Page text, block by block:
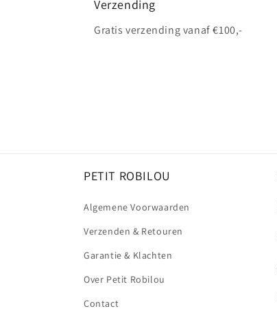
Verzending
Gratis verzending vanaf €100,-
PETIT ROBILOU
Algemene Voorwaarden
Verzenden & Retouren
Garantie & Klachten
Over Petit Robilou
Contact